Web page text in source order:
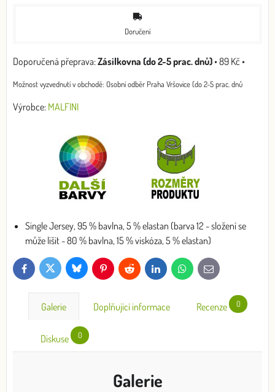
Doručení
Zásilkovna (do 2-5 prac. dnů)•89 Kč •
Osobní odběr Praha Vršovice (do 2-5 prac. dnů
Výrobce: MALFINI
Single Jersey, 95 % bavlna, 5 % elastan (barva 12 - složení se
může lišit - 80 % bavlna, 15 % viskóza, 5 % elastan)
FacebookTwitter Bluesky PinterestReddit LinkedInWhatsApp
E-
mail
Galerie Doplňující informace Recenze 0
Diskuse 0
Galerie